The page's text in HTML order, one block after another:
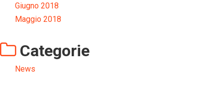
Giugno 2018
Maggio 2018
Categorie
News